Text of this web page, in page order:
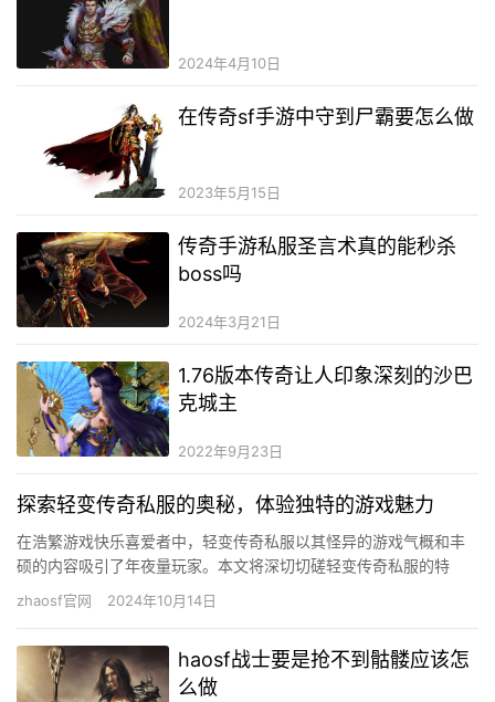
2024年4月10日
在传奇sf手游中守到尸霸要怎么做
2023年5月15日
传奇手游私服圣言术真的能秒杀
boss吗
2024年3月21日
1.76版本传奇让人印象深刻的沙巴
克城主
2022年9月23日
探索轻变传奇私服的奥秘，体验独特的游戏魅力
在浩繁游戏快乐喜爱者中，轻变传奇私服以其怪异的游戏气概和丰
硕的内容吸引了年夜量玩家。本文将深切切磋轻变传奇私服的特
点、上风和玩家在游戏中可能碰到的挑战，帮忙玩家更好地享受游
戏带来的…
zhaosf官网 2024年10月14日
haosf战士要是抢不到骷髅应该怎
么做